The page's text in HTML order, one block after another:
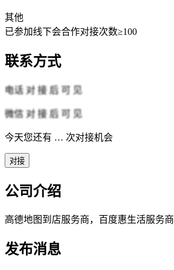
其他
已参加线下会合作对接次数≥100
联系方式
电话 对 接 后 可 见
微信 对 接 后 可 见
今天您还有 … 次对接机会
对接
公司介绍
高德地图到店服务商，百度惠生活服务商
发布消息